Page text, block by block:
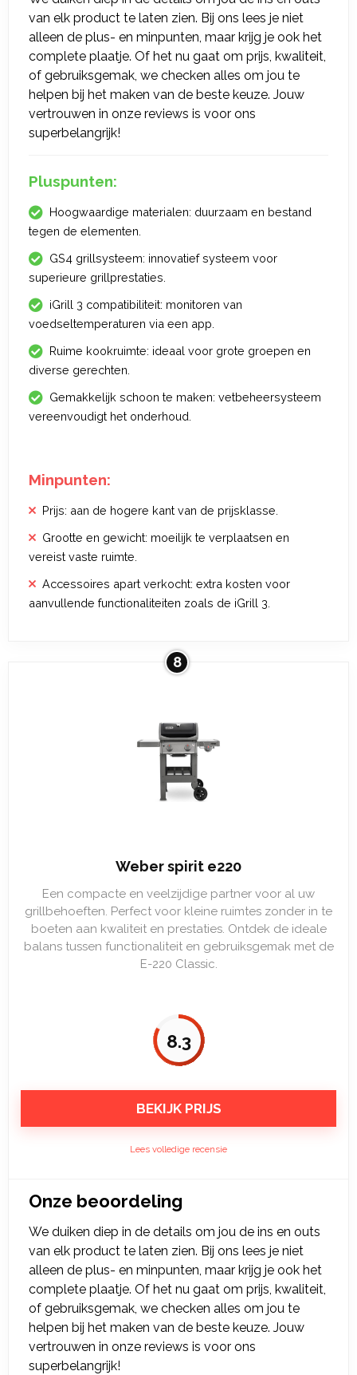
van elk product te laten zien. Bij ons lees je niet
alleen de plus- en minpunten, maar krijg je ook het
complete plaatje. Of het nu gaat om prijs, kwaliteit,
of gebruiksgemak, we checken alles om jou te
helpen bij het maken van de beste keuze. Jouw
vertrouwen in onze reviews is voor ons
superbelangrijk!
Pluspunten:
Hoogwaardige materialen: duurzaam en bestand
tegen de elementen.
GS4 grillsysteem: innovatief systeem voor
superieure grillprestaties.
iGrill 3 compatibiliteit: monitoren van
voedseltemperaturen via een app.
Ruime kookruimte: ideaal voor grote groepen en
diverse gerechten.
Gemakkelijk schoon te maken: vetbeheersysteem
vereenvoudigt het onderhoud.
Minpunten:
Prijs: aan de hogere kant van de prijsklasse.
Grootte en gewicht: moeilijk te verplaatsen en
vereist vaste ruimte.
Accessoires apart verkocht: extra kosten voor
aanvullende functionaliteiten zoals de iGrill 3.
8
Weber spirit e220
Een compacte en veelzijdige partner voor al uw
grillbehoeften. Perfect voor kleine ruimtes zonder in te
boeten aan kwaliteit en prestaties. Ontdek de ideale
balans tussen functionaliteit en gebruiksgemak met de
E-220 Classic.
8.3
BEKIJK PRIJS
Lees volledige recensie
Onze beoordeling
We duiken diep in de details om jou de ins en outs
van elk product te laten zien. Bij ons lees je niet
alleen de plus- en minpunten, maar krijg je ook het
complete plaatje. Of het nu gaat om prijs, kwaliteit,
of gebruiksgemak, we checken alles om jou te
helpen bij het maken van de beste keuze. Jouw
vertrouwen in onze reviews is voor ons
superbelangrijk!